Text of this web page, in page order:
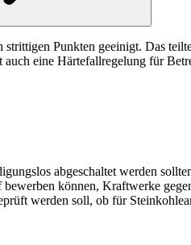
Punkten geeinigt. Das
eine Härtefallregelung für
abgeschaltet werden
können, Kraftwerke
werden soll, ob für